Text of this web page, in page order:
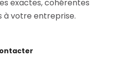
exactes, cohérentes
à votre entreprise.